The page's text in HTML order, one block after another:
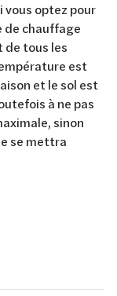
vous optez pour
de chauffage
de tous les
est
et le sol est
à ne pas
sinon
se mettra